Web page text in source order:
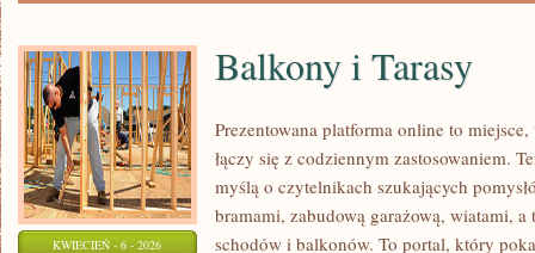
KWIECIEŃ - 6 - 2026
Balkony i Tarasy
Prezentowana platforma online to
łączy się z codziennym zastosowaniem.
myślą o czytelnikach szukających
bramami, zabudową garażową, wiatami, a
schodów i balkonów. To portal, który